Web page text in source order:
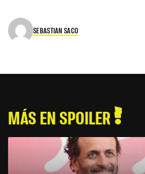
SEBASTIAN SACO
MÁS EN SPOILER